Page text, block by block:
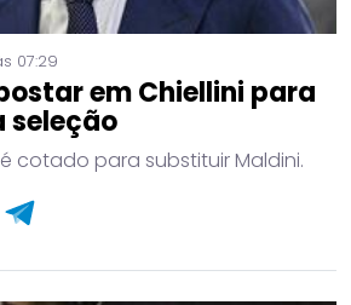
07:29
em Chiellini para
seleção
cotado para substituir Maldini.